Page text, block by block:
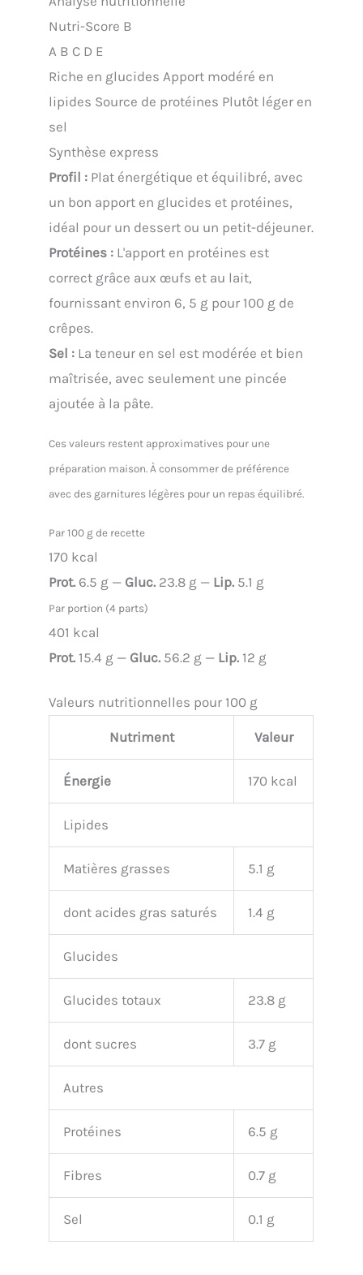
Nutri-Score B
A B C D E
Riche en glucides Apport modéré en
lipides Source de protéines Plutôt léger en
sel
Synthèse express
Profil : Plat énergétique et équilibré, avec
un bon apport en glucides et protéines,
idéal pour un dessert ou un petit-déjeuner.
Protéines : L'apport en protéines est
correct grâce aux œufs et au lait,
fournissant environ 6, 5 g pour 100 g de
crêpes.
Sel : La teneur en sel est modérée et bien
maîtrisée, avec seulement une pincée
ajoutée à la pâte.
Ces valeurs restent approximatives pour une
préparation maison. À consommer de préférence
avec des garnitures légères pour un repas équilibré.
Par 100 g de recette
170 kcal
Prot. 6.5 g — Gluc. 23.8 g — Lip. 5.1 g
Par portion (4 parts)
401 kcal
Prot. 15.4 g — Gluc. 56.2 g — Lip. 12 g
Valeurs nutritionnelles pour 100 g
Nutriment Valeur
Énergie 170 kcal
Lipides
Matières grasses 5.1 g
dont acides gras saturés 1.4 g
Glucides
Glucides totaux 23.8 g
dont sucres 3.7 g
Autres
Protéines 6.5 g
Fibres 0.7 g
Sel 0.1 g